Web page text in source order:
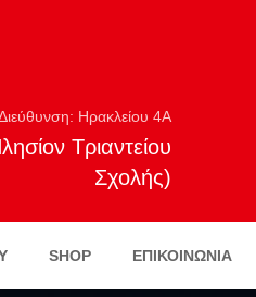
Ηρακλείου 4Α
Τριαντείου
Σχολής)
SHOP ΕΠΙΚΟΙΝΩΝΊΑ